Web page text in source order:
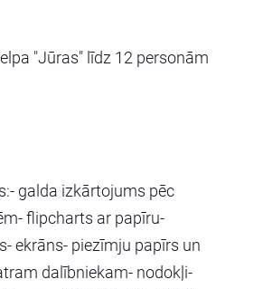
"Jūras" līdz 12 personām
galda izkārtojums pēc
flipcharts ar papīru-
ekrāns- piezīmju papīrs un
dalībniekam- nodokļi-